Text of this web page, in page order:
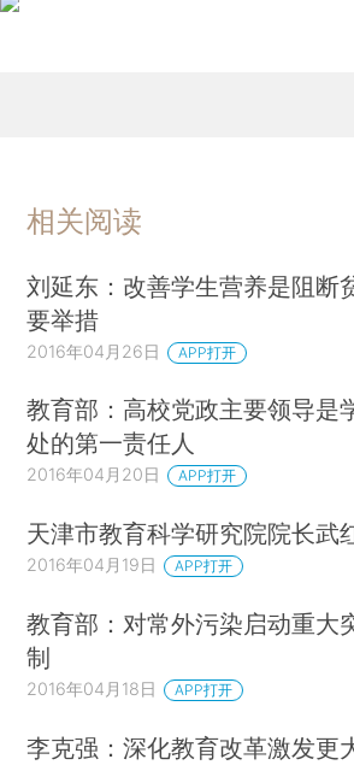
相关阅读
刘延东：改善学生营养是阻断
要举措
2016年04月26日 APP打开
教育部：高校党政主要领导是
处的第一责任人
2016年04月20日 APP打开
天津市教育科学研究院院长武
2016年04月19日 APP打开
教育部：对常外污染启动重大
制
2016年04月18日 APP打开
李克强：深化教育改革激发更